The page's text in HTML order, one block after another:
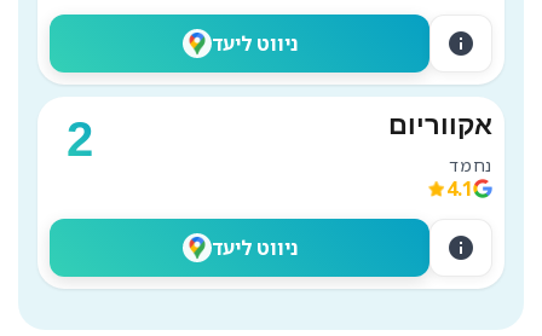
ניווט ליעד info
2 אקווריום
נחמד
4.1
ניווט ליעד info